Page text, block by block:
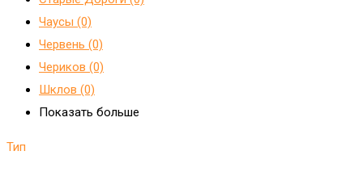
Чаусы (0)
Червень (0)
Чериков (0)
Шклов (0)
Показать больше
Тип